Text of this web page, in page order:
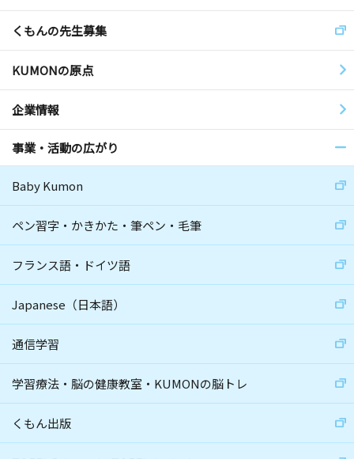
くもんの先生募集
KUMONの原点
企業情報
事業・活動の広がり
Baby Kumon
ペン習字・かきかた・筆ペン・毛筆
フランス語・ドイツ語
Japanese（日本語）
通信学習
学習療法・脳の健康教室・KUMONの脳トレ
くもん出版